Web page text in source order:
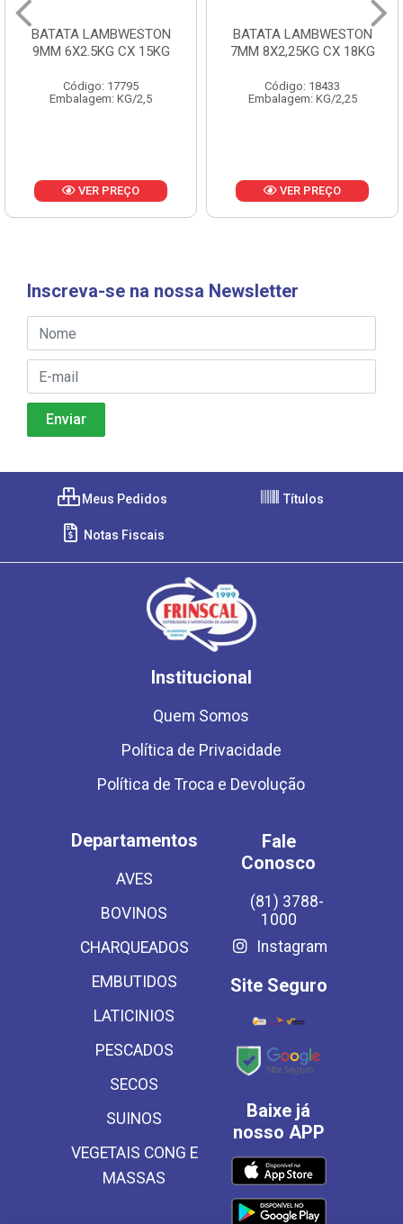
BATATA LAMBWESTON
9MM 6X2.5KG CX 15KG
Código: 17795
Embalagem: KG/2,5
VER PREÇO
BATATA LAMBWESTON
7MM 8X2,25KG CX 18KG
Código: 18433
Embalagem: KG/2,25
VER PREÇO
Inscreva-se na nossa Newsletter
Meus Pedidos Títulos
Notas Fiscais
Institucional
Quem Somos
Política de Privacidade
Política de Troca e Devolução
Departamentos
AVES
BOVINOS
CHARQUEADOS
EMBUTIDOS
LATICINIOS
PESCADOS
SECOS
SUINOS
VEGETAIS CONG E
MASSAS
Fale
Conosco
(81) 3788-
1000
Instagram
Site Seguro
Baixe já
nosso APP